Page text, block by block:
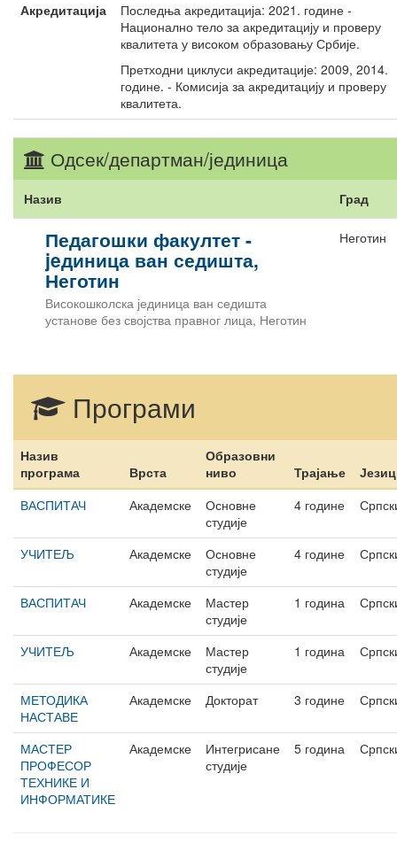
Акредитација
Последња акредитација: 2021. године -
Национално тело за акредитацију и проверу
квалитета у високом образовању Србије.
Претходни циклуси акредитације: 2009, 2014.
године. - Комисија за акредитацију и проверу
квалитета.
Одсек/департман/јединица
Назив Град
Педагошки факултет -
jeдиница ван седишта,
Неготин
Високошколска јединица ван седишта
установе без својства правног лица, Неготин
Неготин
Програми
Назив
програма
Врста
Образовни
ниво
Трајање
ВАСПИТАЧ
Академске
Основне
студије
4 године
УЧИТЕЉ Академске
Основне
студије
4 године
ВАСПИТАЧ Академске
Мастер
студије
1 година
УЧИТЕЉ Академске
Мастер
студије
1 година
МЕТОДИКА
НАСТАВЕ
Академске Докторат 3 године
МАСТЕР
ПРОФЕСОР
ТЕХНИКЕ И
ИНФОРМАТИКЕ
Академске
Интегрисане
студије
5 година